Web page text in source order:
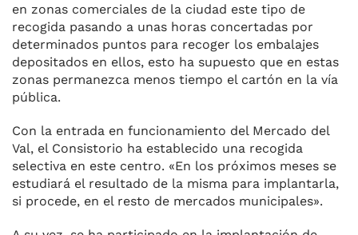
en zonas comerciales de la ciudad este tipo de
recogida pasando a unas horas concertadas por
deter­minados puntos para recoger los embalajes
depositados en ellos, esto ha supuesto que en estas
zo­nas permanezca menos tiempo el cartón en la vía
pública.
Con la entrada en funcionamien­to del Mercado del
Val, el Consis­torio ha establecido una recogi­da
selectiva en este centro. «En los próximos meses se
estudiará el re­sultado de la misma para implan­tarla,
si procede, en el resto de mer­cados municipales».